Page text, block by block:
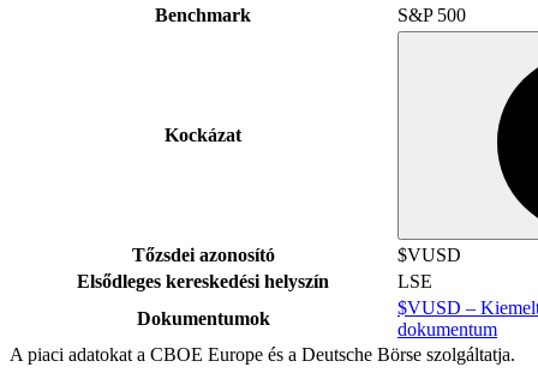
Benchmark
S&P 500
Kockázat
Tőzsdei azonosító
$VUSD
Elsődleges kereskedési helyszín
LSE
Dokumentumok
$VUSD –
dokumentum
A piaci adatokat a CBOE Europe és a Deutsche Börse szolgáltatja.